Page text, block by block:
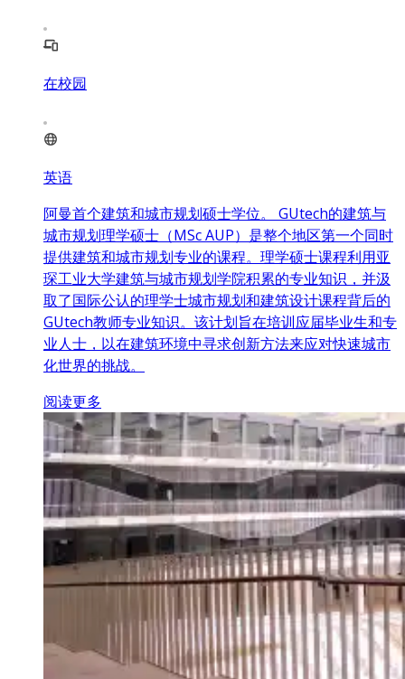
在校园
英语
阿曼首个建筑和城市规划硕士学位。 GUtech的建筑与
城市规划理学硕士（MSc AUP）是整个地区第一个同时
提供建筑和城市规划专业的课程。理学硕士课程利用亚
琛工业大学建筑与城市规划学院积累的专业知识，并汲
取了国际公认的理学士城市规划和建筑设计课程背后的
GUtech教师专业知识。该计划旨在培训应届毕业生和专
业人士，以在建筑环境中寻求创新方法来应对快速城市
化世界的挑战。
阅读更多